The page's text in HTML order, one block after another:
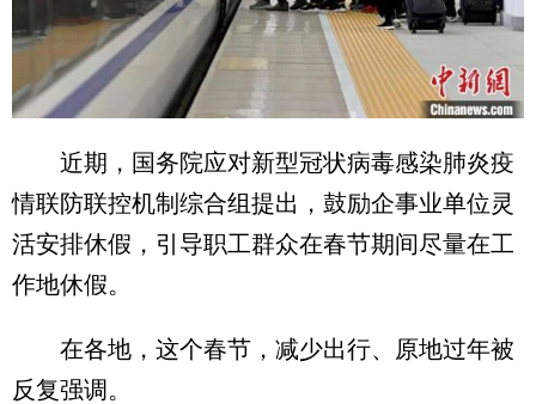
近期，国务院应对新型冠状病毒感染肺炎疫
情联防联控机制综合组提出，鼓励企事业单位灵
活安排休假，引导职工群众在春节期间尽量在工
作地休假。
在各地，这个春节，减少出行、原地过年被
反复强调。